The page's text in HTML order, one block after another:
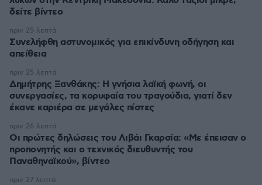
δείτε βίντεο
Συνελήφθη αστυνομικός για επικίνδυνη οδήγηση και
απείθεια
πριν 25 λεπτά
Δημήτρης Ξανθάκης: Η γνήσια λαϊκή φωνή, οι
συνεργασίες, τα κορυφαία του τραγούδια, γιατί δεν
έκανε καριέρα σε μεγάλες πίστες
πριν 25 λεπτά
Οι πρώτες δηλώσεις του Λιβάι Γκαρσία: «Με έπεισαν ο
προπονητής και ο τεχνικός διευθυντής του
Παναθηναϊκού», βίντεο
πριν 26 λεπτά
πριν 27 λεπτά